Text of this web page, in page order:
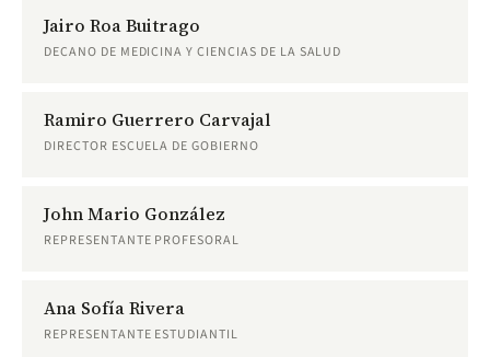
Jairo Roa Buitrago
DECANO DE MEDICINA Y CIENCIAS DE LA SALUD
Ramiro Guerrero Carvajal
DIRECTOR ESCUELA DE GOBIERNO
John Mario González
REPRESENTANTE PROFESORAL
Ana Sofía Rivera
REPRESENTANTE ESTUDIANTIL